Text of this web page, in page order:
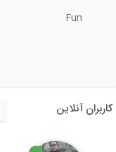
Fun
کاربران آنلاین